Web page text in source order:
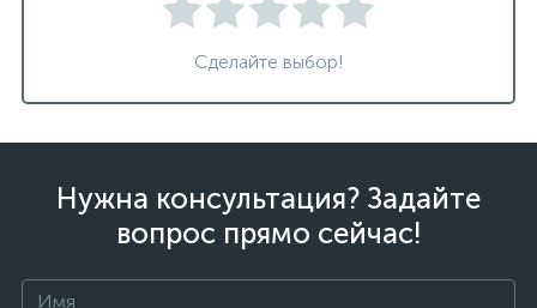
Сделайте выбор!
Нужна консультация? Задайте
вопрос прямо сейчас!